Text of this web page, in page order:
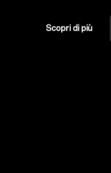
Scopri di più